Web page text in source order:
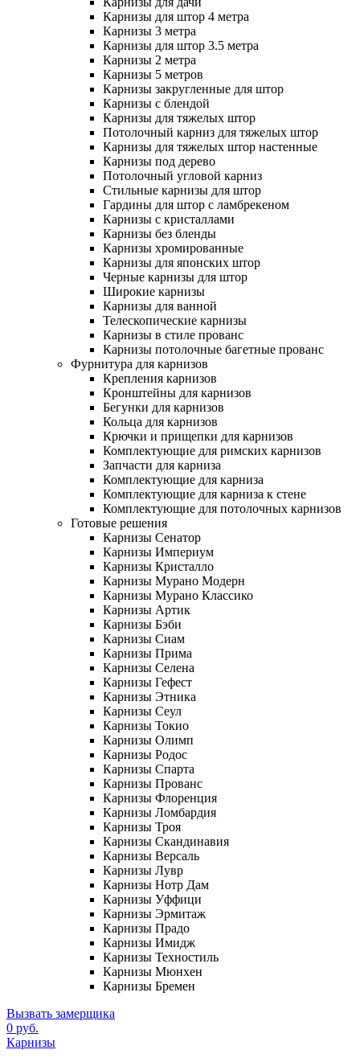
Карнизы для штор 4 метра
Карнизы 3 метра
Карнизы для штор 3.5 метра
Карнизы 2 метра
Карнизы 5 метров
Карнизы закругленные для штор
Карнизы с блендой
Карнизы для тяжелых штор
Потолочный карниз для тяжелых штор
Карнизы для тяжелых штор настенные
Карнизы под дерево
Потолочный угловой карниз
Стильные карнизы для штор
Гардины для штор с ламбрекеном
Карнизы с кристаллами
Карнизы без бленды
Карнизы хромированные
Карнизы для японских штор
Черные карнизы для штор
Широкие карнизы
Карнизы для ванной
Телескопические карнизы
Карнизы в стиле прованс
Карнизы потолочные багетные прованс
Фурнитура для карнизов
Крепления карнизов
Кронштейны для карнизов
Бегунки для карнизов
Кольца для карнизов
Крючки и прищепки для карнизов
Комплектующие для римских карнизов
Запчасти для карниза
Комплектующие для карниза
Комплектующие для карниза к стене
Комплектующие для потолочных карнизов
Готовые решения
Карнизы Сенатор
Карнизы Империум
Карнизы Кристалло
Карнизы Мурано Модерн
Карнизы Мурано Классико
Карнизы Артик
Карнизы Бэби
Карнизы Сиам
Карнизы Прима
Карнизы Селена
Карнизы Гефест
Карнизы Этника
Карнизы Сеул
Карнизы Токио
Карнизы Олимп
Карнизы Родос
Карнизы Спарта
Карнизы Прованс
Карнизы Флоренция
Карнизы Ломбардия
Карнизы Троя
Карнизы Скандинавия
Карнизы Версаль
Карнизы Лувр
Карнизы Нотр Дам
Карнизы Уффици
Карнизы Эрмитаж
Карнизы Прадо
Карнизы Имидж
Карнизы Техностиль
Карнизы Мюнхен
Карнизы Бремен
Вызвать замерщика
0 руб.
Карнизы